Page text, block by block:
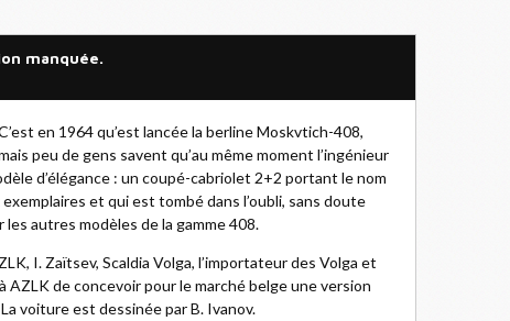
manquée.
en 1964 qu’est lancée la berline Moskvtich-408,
peu de gens savent qu’au même moment l’ingénieur
d’élégance : un coupé-cabriolet 2+2 portant le nom
et qui est tombé dans l’oubli, sans doute
autres modèles de la gamme 408.
I. Zaïtsev, Scaldia Volga, l’importateur des Volga et
AZLK de concevoir pour le marché belge une version
voiture est dessinée par B. Ivanov.